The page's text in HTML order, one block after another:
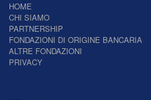
HOME
CHI SIAMO
PARTNERSHIP
FONDAZIONI DI ORIGINE BANCARIA
ALTRE FONDAZIONI
PRIVACY